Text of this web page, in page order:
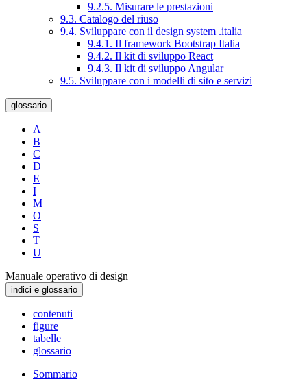
9.2.5. Misurare le prestazioni
9.3. Catalogo del riuso
9.4. Sviluppare con il design system .italia
9.4.1. Il framework Bootstrap Italia
9.4.2. Il kit di sviluppo React
9.4.3. Il kit di sviluppo Angular
9.5. Sviluppare con i modelli di sito e servizi
glossario
A
B
C
D
E
I
M
O
S
T
U
Manuale operativo di design
indici e glossario
contenuti
figure
tabelle
glossario
Sommario